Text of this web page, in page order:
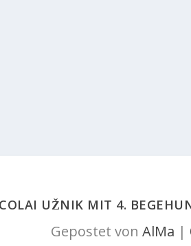
UŽNIK MIT 4.
Gepostet von AlMa |